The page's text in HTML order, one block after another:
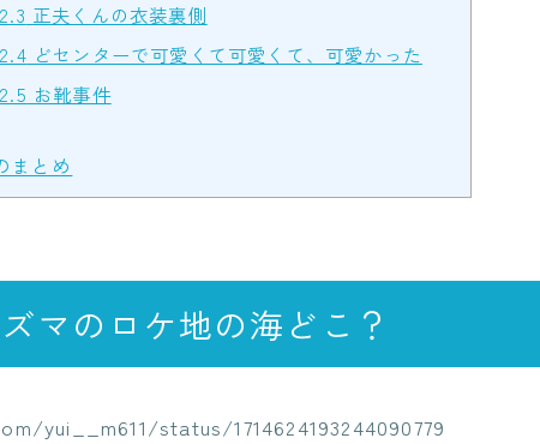
正夫くんの衣装裏側
どセンターで可愛くて可愛くて、可愛かった
お靴事件
まとめ
マのロケ地の海どこ？
yui__m611/status/1714624193244090779